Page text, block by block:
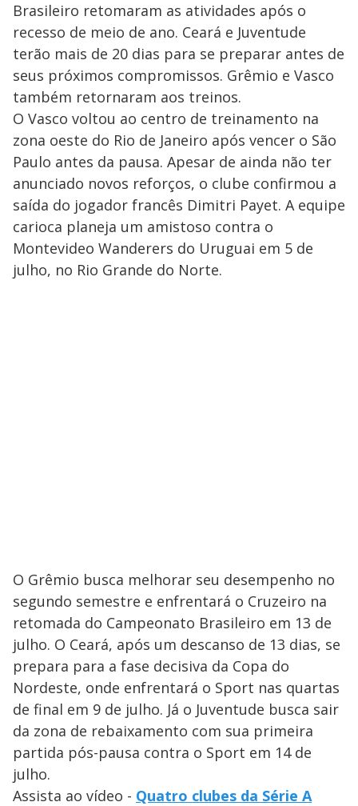
Brasileiro retomaram as atividades após o
recesso de meio de ano. Ceará e Juventude
terão mais de 20 dias para se preparar antes de
seus próximos compromissos. Grêmio e Vasco
também retornaram aos treinos.
O Vasco voltou ao centro de treinamento na
zona oeste do Rio de Janeiro após vencer o São
Paulo antes da pausa. Apesar de ainda não ter
anunciado novos reforços, o clube confirmou a
saída do jogador francês Dimitri Payet. A equipe
carioca planeja um amistoso contra o
Montevideo Wanderers do Uruguai em 5 de
julho, no Rio Grande do Norte.
O Grêmio busca melhorar seu desempenho no
segundo semestre e enfrentará o Cruzeiro na
retomada do Campeonato Brasileiro em 13 de
julho. O Ceará, após um descanso de 13 dias, se
prepara para a fase decisiva da Copa do
Nordeste, onde enfrentará o Sport nas quartas
de final em 9 de julho. Já o Juventude busca sair
da zona de rebaixamento com sua primeira
partida pós-pausa contra o Sport em 14 de
julho.
Assista ao vídeo - Quatro clubes da Série A